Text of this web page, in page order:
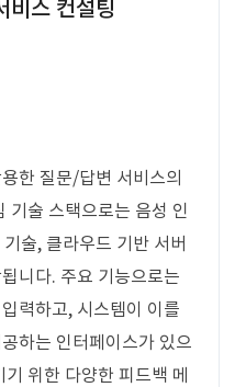
비스 컨설팅
한 질문/답변 서비스의
기술 스택으로는 음성 인
술, 클라우드 기반 서버
니다. 주요 기능으로는
력하고, 시스템이 이를
하는 인터페이스가 있으
위한 다양한 피드백 메